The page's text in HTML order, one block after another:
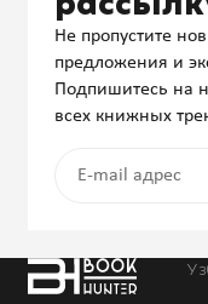
Не пропустите
предложения и
Подпишитесь на
всех книжных